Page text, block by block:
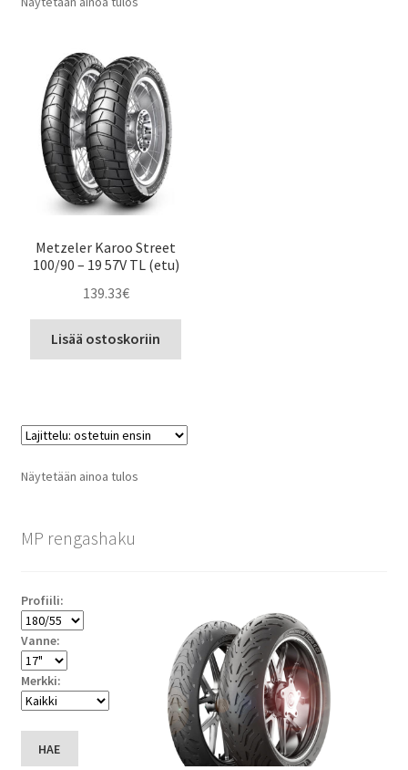
Metzeler Karoo Street
100/90 – 19 57V TL (etu)
139.33€
Lisää ostoskoriin
Näytetään ainoa tulos
MP rengashaku
Profiili:
Vanne:
Merkki:
HAE